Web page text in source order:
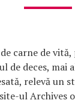
carne de
de deces, mai
relevă un
ul Archives